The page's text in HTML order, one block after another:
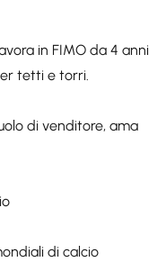
in FIMO da 4 anni
tetti e torri.
di venditore, ama
di calcio